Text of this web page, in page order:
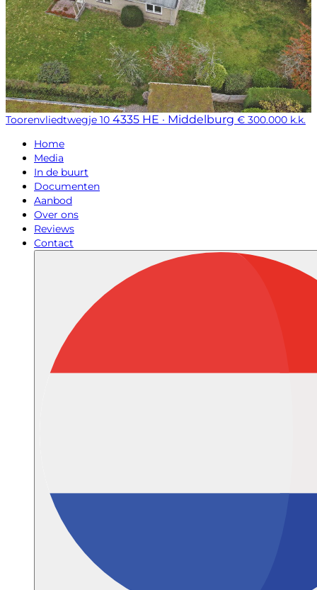
Toorenvliedtwegje 10 4335 HE · Middelburg € 300.000 k.k.
Home
Media
In de buurt
Documenten
Aanbod
Over ons
Reviews
Contact